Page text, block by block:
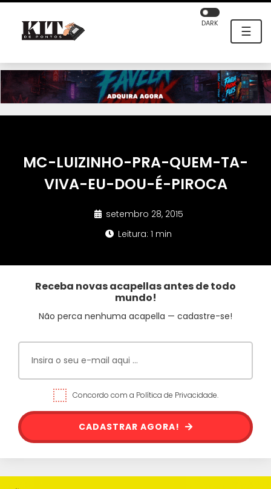
☰
DARK
MC-LUIZINHO-PRA-QUEM-TA-
VIVA-EU-DOU-É-PIROCA
setembro 28, 2015
Leitura: 1 min
Receba novas acapellas antes de todo
mundo!
Não perca nenhuma acapella — cadastre-se!
Concordo com a Política de Privacidade.
CADASTRAR AGORA!